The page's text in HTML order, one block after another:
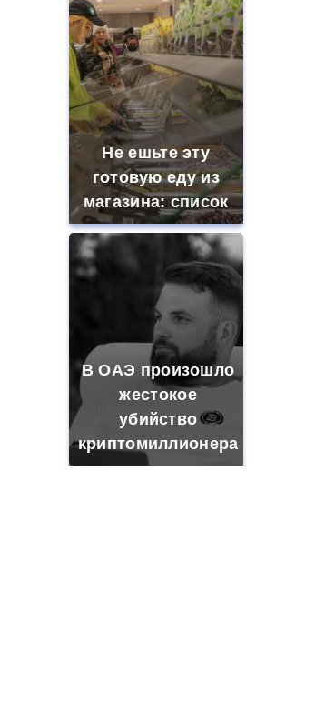
Не ешьте эту
готовую еду из
магазина: список
В ОАЭ произошло
жестокое
убийство
криптомиллионера